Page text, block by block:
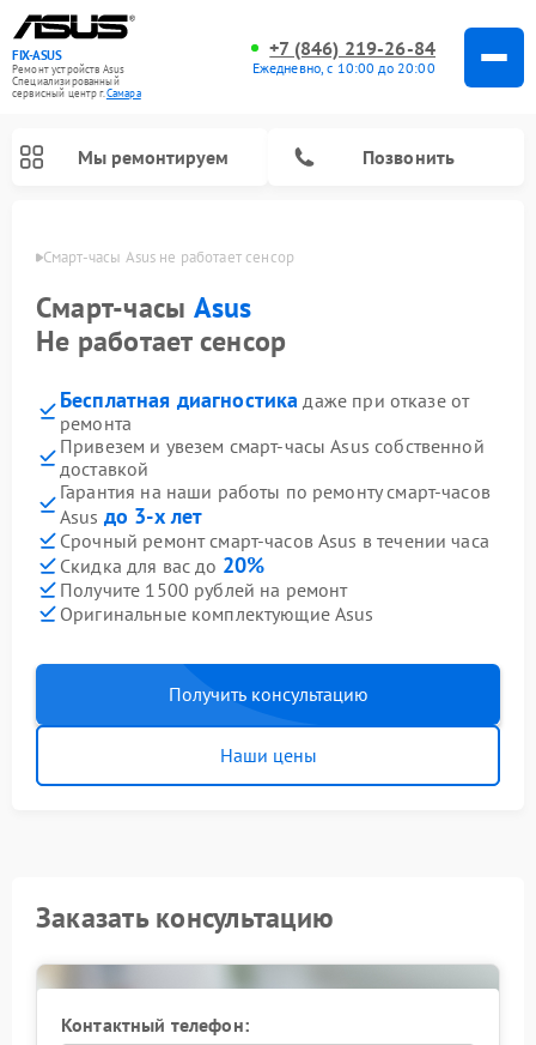
FIX-ASUS
Ремонт устройств Asus
Специализированный
cервисный центр г.Самара
+7 (846) 219-26-84
Ежедневно, с 10:00 до 20:00
Мы ремонтируем Позвонить
Смарт-часы Asus не работает сенсор
Смарт-часы Asus
Не работает сенсор
Бесплатная диагностика даже при отказе от
ремонта
Привезем и увезем смарт-часы Asus собственной
доставкой
Гарантия на наши работы по ремонту смарт-часов
Asus до 3-х лет
Срочный ремонт смарт-часов Asus в течении часа
Скидка для вас до 20%
Получите 1500 рублей на ремонт
Оригинальные комплектующие Asus
Получить консультацию
Наши цены
Заказать консультацию
Контактный телефон: